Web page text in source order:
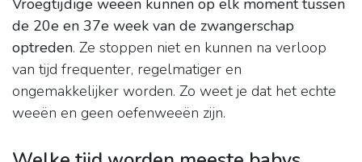
Vroegtijdige weeën kunnen op elk moment tussen
de 20e en 37e week van de zwangerschap
optreden. Ze stoppen niet en kunnen na verloop
van tijd frequenter, regelmatiger en
ongemakkelijker worden. Zo weet je dat het echte
weeën en geen oefenweeën zijn.